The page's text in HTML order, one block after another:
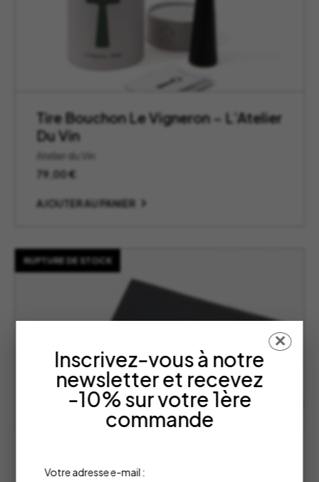
Tire Bouchon Le Vigneron – L’Atelier
Du Vin
Atelier du Vin
79,00€
AJOUTER AU PANIER
RUPTURE DE STOCK
L’Atelier Du Vin
Inscrivez-vous à notre
newsletter et recevez
-10% sur votre 1ère
commande
Votre adresse e-mail :
✕